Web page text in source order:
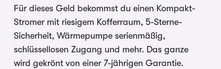
Für dieses Geld bekommst du einen Kompakt-
Stromer mit riesigem Kofferraum, 5-Sterne-
Sicherheit, Wärmepumpe serienmäßig,
schlüssellosen Zugang und mehr. Das ganze
wird gekrönt von einer 7-jährigen Garantie.